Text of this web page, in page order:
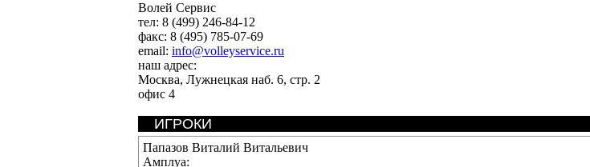
Волей Сервис
тел: 8 (499) 246-84-12
факс: 8 (495) 785-07-69
email: info@volleyservice.ru
наш адрес:
Москва, Лужнецкая наб. 6, стр. 2
офис 4
ИГРОКИ
Папазов Виталий Витальевич
Амплуа: